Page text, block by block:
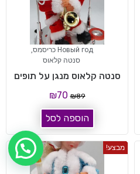
Новый год כריסמס
,
סנטה קלאוס
סנטה קלאוס מנגן על תופים
₪89
₪70
הוספה לסל
מבצע!